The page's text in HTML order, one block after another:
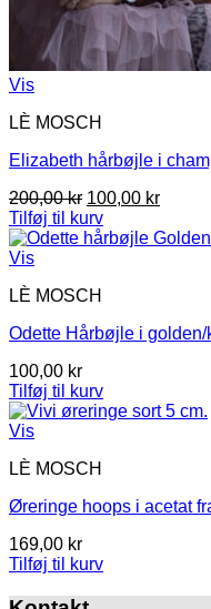
Vis
LÈ MOSCH
Elizabeth hårbøjle i
200,00kr Den
oprindelige
pris
100,00 krDen
pris
Tilføj til kurv
Vis
LÈ MOSCH
Odette Hårbøjle i golden/
100,00 kr
Tilføj til kurv
Vis
LÈ MOSCH
Øreringe hoops i acetat
169,00 kr
Tilføj til kurv